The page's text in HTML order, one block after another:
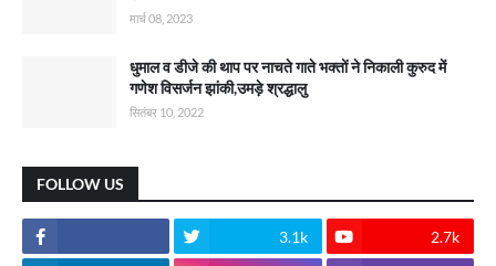
मार्च 08, 2023
धुमाल व डीजे की थाप पर नाचते गाते भक्तों ने निकाली कुरुद में
गणेश विसर्जन झांकी,उमड़े श्रद्धालु
सितंबर 10, 2022
FOLLOW US
3.1k 2.7k